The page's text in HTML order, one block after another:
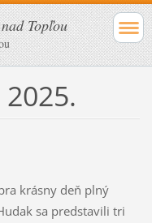
Topľou
krásny deň plný
sa predstavili tri